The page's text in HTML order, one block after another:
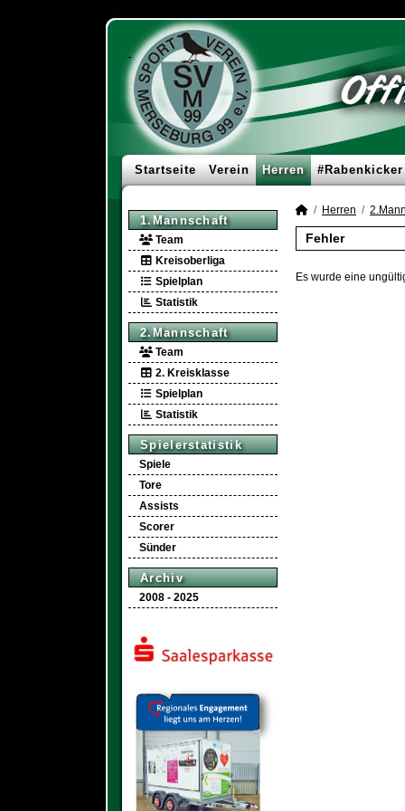
Startseite Verein Herren #Rabenkicker
1.Mannschaft
Team
Kreisoberliga
Spielplan
Statistik
2.Mannschaft
Team
2. Kreisklasse
Spielplan
Statistik
Spielerstatistik
Spiele
Tore
Assists
Scorer
Sünder
Archiv
2008 - 2025
Herren
Fehler
Es wurde eine